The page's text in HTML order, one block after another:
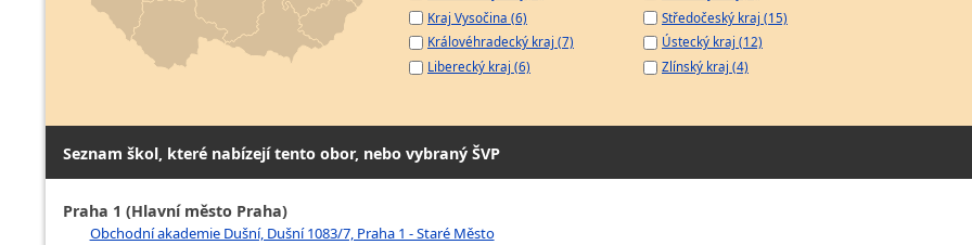
Kraj Vysočina (6)
Královéhradecký kraj (7)
Liberecký kraj (6)
Středočeský kraj (15)
Ústecký kraj (12)
Zlínský kraj (4)
Seznam škol, které nabízejí tento obor, nebo vybraný ŠVP
Praha 1 (Hlavní město Praha)
Obchodní akademie Dušní, Dušní 1083/7, Praha 1 - Staré Město